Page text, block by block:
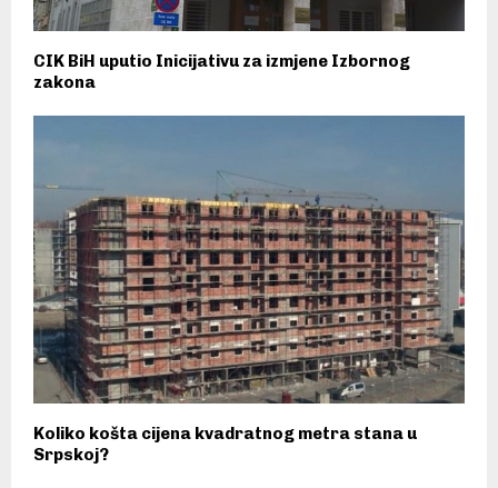
CIK BiH uputio Inicijativu za izmjene Izbornog
zakona
Koliko košta cijena kvadratnog metra stana u
Srpskoj?